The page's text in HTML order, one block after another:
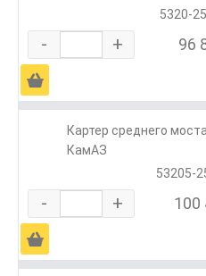
5320-
- + 96
Ä
Картер среднего
КамАЗ
53205-
- + 100
Ä